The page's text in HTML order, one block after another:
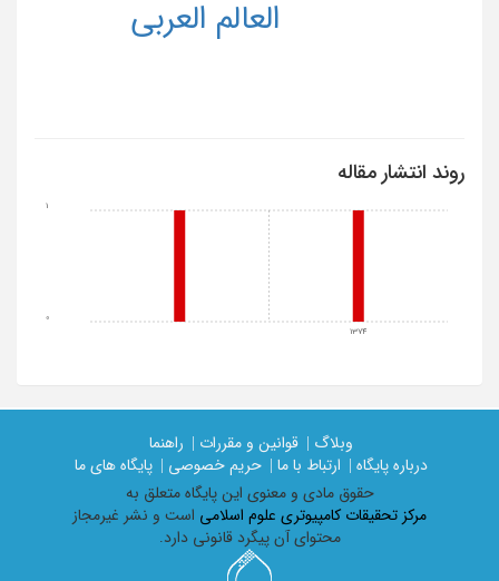
العالم العربی
روند انتشار مقاله
1374
0
1
وبلاگ | قوانین و مقررات |
راهنما
درباره پایگاه |
ارتباط با ما | حریم خصوصی |
پایگاه های ما
حقوق مادی و معنوی اين پايگاه متعلق به
مرکز تحقیقات کامپیوتری علوم اسلامی است و نشر غیرمجاز
محتوای آن پیگرد قانونی دارد.